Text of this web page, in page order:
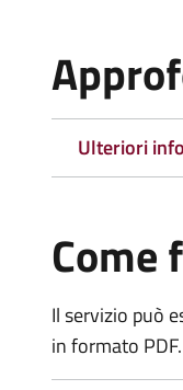
Ulteriori
Come
Il servizio può
in formato PDF.